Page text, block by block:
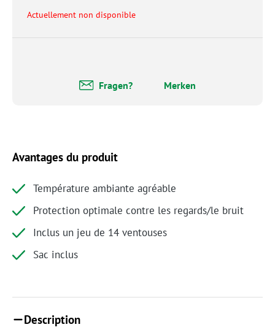
Actuellement non disponible
Fragen? Merken
Avantages du produit
Température ambiante agréable
Protection optimale contre les regards/le bruit
Inclus un jeu de 14 ventouses
Sac inclus
Description